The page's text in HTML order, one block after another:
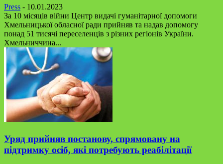
Press - 10.01.2023
За 10 місяців війни Центр видачі гуманітарної допомоги
Хмельницької обласної ради прийняв та надав допомогу
понад 51 тисячі переселенців з різних регіонів України.
Хмельниччина...
Уряд прийняв постанову, спрямовану на
підтримку осіб, які потребують реабілітації